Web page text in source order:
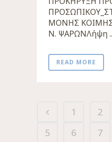
ΜΟΝΗΣ
Ν. ΨΑΡΩΝΛήψη
READ MORE
1 2
5
6 7